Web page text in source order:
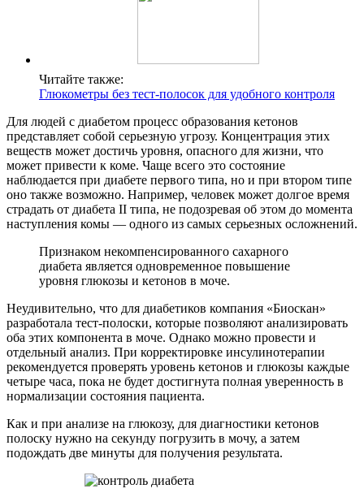
Читайте также:
Глюкометры без тест-полосок для удобного контроля
Для людей с диабетом процесс образования кетонов
представляет собой серьезную угрозу. Концентрация этих
веществ может достичь уровня, опасного для жизни, что
может привести к коме. Чаще всего это состояние
наблюдается при диабете первого типа, но и при втором типе
оно также возможно. Например, человек может долгое время
страдать от диабета II типа, не подозревая об этом до момента
наступления комы — одного из самых серьезных осложнений.
Признаком некомпенсированного сахарного
диабета является одновременное повышение
уровня глюкозы и кетонов в моче.
Неудивительно, что для диабетиков компания «Биоскан»
разработала тест-полоски, которые позволяют анализировать
оба этих компонента в моче. Однако можно провести и
отдельный анализ. При корректировке инсулинотерапии
рекомендуется проверять уровень кетонов и глюкозы каждые
четыре часа, пока не будет достигнута полная уверенность в
нормализации состояния пациента.
Как и при анализе на глюкозу, для диагностики кетонов
полоску нужно на секунду погрузить в мочу, а затем
подождать две минуты для получения результата.